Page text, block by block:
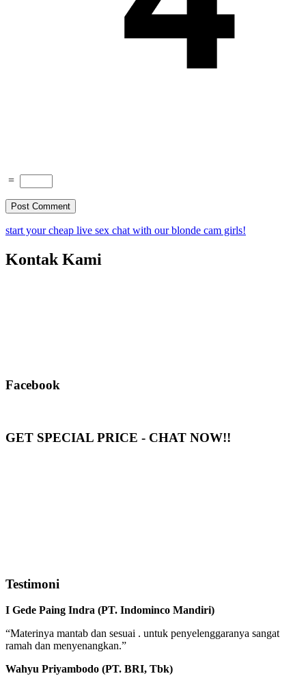
=
start your cheap live sex chat with our blonde cam girls!
Kontak Kami
Facebook
GET SPECIAL PRICE - CHAT NOW!!
Testimoni
I Gede Paing Indra (PT. Indominco Mandiri)
“Materinya mantab dan sesuai . untuk penyelenggaranya sangat
ramah dan menyenangkan.”
Wahyu Priyambodo (PT. BRI, Tbk)